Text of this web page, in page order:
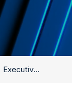
Executive Dinner: Die nachhaltige Transformation der Chemie- und Kunststoffindustrie